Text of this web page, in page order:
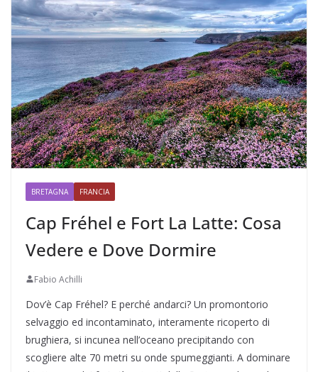
BRETAGNA FRANCIA
Cap Fréhel e Fort La Latte: Cosa
Vedere e Dove Dormire
Fabio Achilli
Dov’è Cap Fréhel? E perché andarci? Un promontorio
selvaggio ed incontaminato, interamente ricoperto di
brughiera, si incunea nell’oceano precipitando con
scogliere alte 70 metri su onde spumeggianti. A dominare